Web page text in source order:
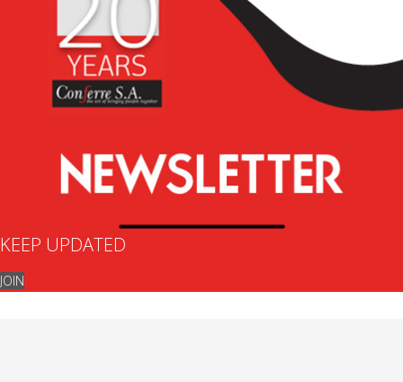
KEEP UPDATED
JOIN